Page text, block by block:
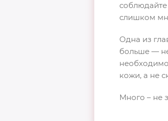
слишком
Одна из
больше —
кожи, а не
Много – не